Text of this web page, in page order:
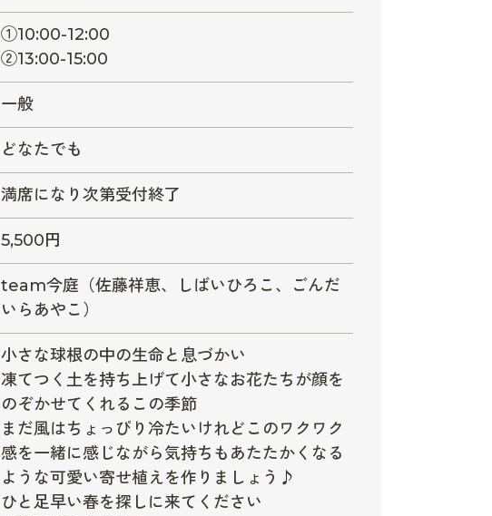
①10:00-12:00
②13:00-15:00
一般
どなたでも
満席になり次第受付終了
5,500円
team今庭（佐藤祥恵、しばいひろこ、ごんだ
いらあやこ）
小さな球根の中の生命と息づかい
凍てつく土を持ち上げて小さなお花たちが顔を
のぞかせてくれるこの季節
まだ風はちょっぴり冷たいけれどこのワクワク
感を一緒に感じながら気持ちもあたたかくなる
ような可愛い寄せ植えを作りましょう♪
ひと足早い春を探しに来てください